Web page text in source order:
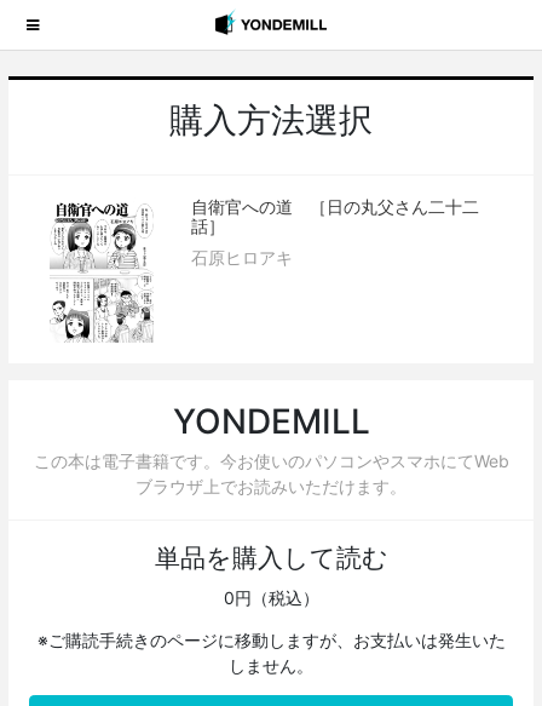
購入方法選択
自衛官への道 ［日の丸父さん二十二
話］
石原ヒロアキ
YONDEMILL
この本は電子書籍です。今お使いのパソコンやスマホにてWeb
ブラウザ上でお読みいただけます。
単品を購入して読む
0円（税込）
※ご購読手続きのページに移動しますが、お支払いは発生いた
しません。